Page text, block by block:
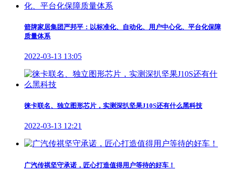
箭牌家居集团严邦平：以标准化、自动化、用户中心化、平台化保障
质量体系
2022-03-13 13:05
徕卡联名、独立图形芯片，实测深扒坚果J10S还有什么黑科技
2022-03-13 12:21
广汽传祺坚守承诺，匠心打造值得用户等待的好车！